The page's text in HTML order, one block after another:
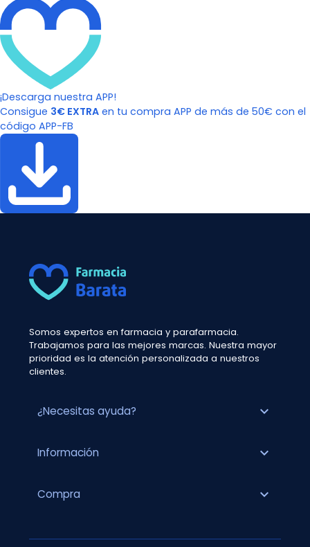
¡Descarga nuestra APP!
Consigue 3€ EXTRA en tu compra APP de más de 50€ con el
código APP-FB
Somos expertos en farmacia y parafarmacia.
Trabajamos para las mejores marcas. Nuestra mayor
prioridad es la atención personalizada a nuestros
clientes.
¿Necesitas ayuda? expand_more
Información expand_more
Compra expand_more